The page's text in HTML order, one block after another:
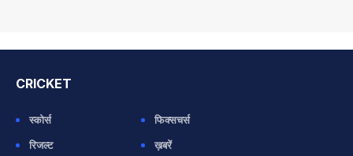
CRICKET
स्कोर्स
फिक्सचर्स
रिजल्ट
ख़बरें